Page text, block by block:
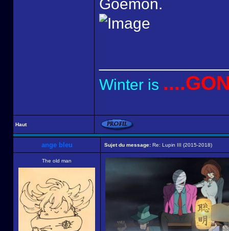
Goemon.
Winter is
Haut
ange bleu Sujet du message: Re: Lupin III (2015-2018)
The old man